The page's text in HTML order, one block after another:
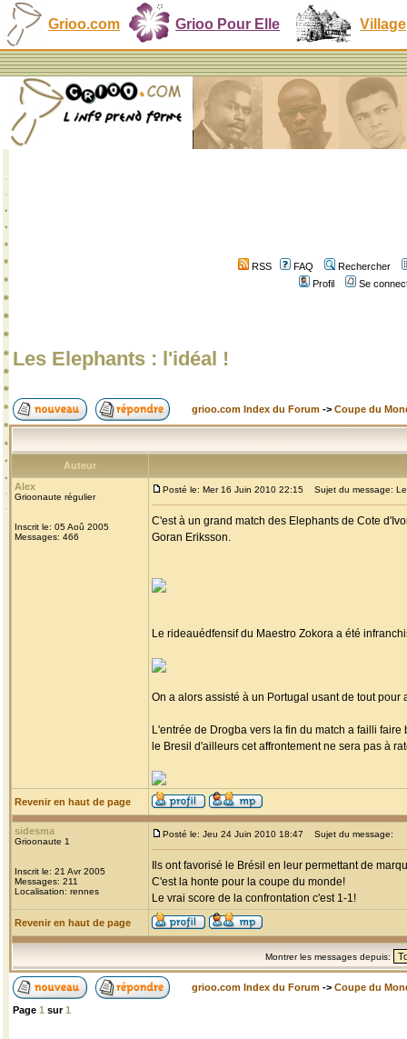
Grioo.com Grioo Pour Elle Village
RSS FAQ
Rechercher
Profil
Se
Les Elephants : l'idéal !
grioo.com Index du Forum -> Coupe du
Auteur
Alex
Grioonaute régulier
Inscrit le: 05 Aoû 2005
Messages: 466
Posté le: Mer 16 Juin 2010 22:15 Sujet du message:
C'est à un grand match des Elephants de Cote
Goran Eriksson.
Le rideauédfensif du Maestro Zokora a été
On a alors assisté à un Portugal usant de tout
L'entrée de Drogba vers la fin du match a failli
le Bresil d'ailleurs cet affrontement ne sera pas à
Revenir en haut de page
sidesma
Grioonaute 1
Inscrit le: 21 Avr 2005
Messages: 211
Localisation: rennes
Posté le: Jeu 24 Juin 2010 18:47 Sujet du message:
Ils ont favorisé le Brésil en leur permettant de
C'est la honte pour la coupe du monde!
Le vrai score de la confrontation c'est 1-1!
Revenir en haut de page
Montrer les messages depuis:
grioo.com Index du Forum -> Coupe du
Page 1 sur1